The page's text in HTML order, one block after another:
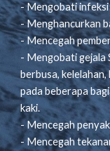
- Mengobati infeksi
- Menghancurkan
- Mencegah
- Mengobati gejala
berbusa,
pada beberapa
kaki.
- Mencegah
- Mencegah